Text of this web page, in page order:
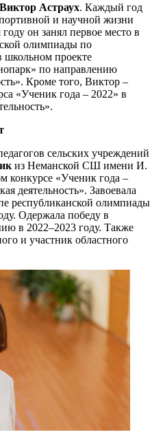
Виктор Астраух. Каждый год
и научной жизни
он занял первое место в
олимпиады по
школьном проекте
по направлению
Кроме того, Виктор –
«Ученик года – 2022» в
сельских учреждений
из Неманской СШ имени И.
конкурсе «Ученик года –
деятельность». Завоевала
республиканской олимпиады
Одержала победу в
в 2022–2023 году. Также
и участник областного